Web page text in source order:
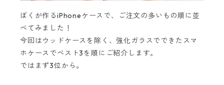
ぼくが作るiPhoneケースで、ご注文の多いもの順に並
べてみました！
今回はウッドケースを除く、強化ガラスでできたスマ
ホケースでベスト3を順にご紹介します。
ではまず3位から。